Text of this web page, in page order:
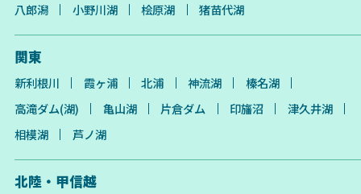
八郎潟 小野川湖 桧原湖 猪苗代湖
関東
新利根川 霞ヶ浦 北浦 神流湖
榛名湖
高滝ダム(湖)
亀山湖 片倉ダム 印旛沼
津久井湖
相模湖
芦ノ湖
北陸・甲信越